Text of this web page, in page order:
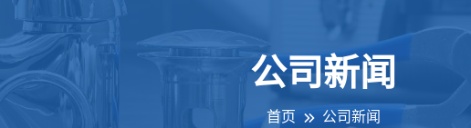
公司新闻
首页 公司新闻